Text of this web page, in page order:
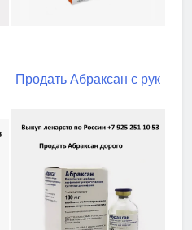
Продать Абраксан с рук